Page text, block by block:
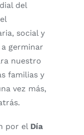
del
social y
germinar
nuestro
familias y
vez más,
por el Día